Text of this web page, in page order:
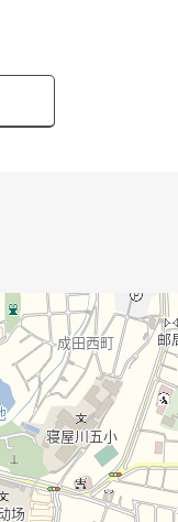
走廊)
间)